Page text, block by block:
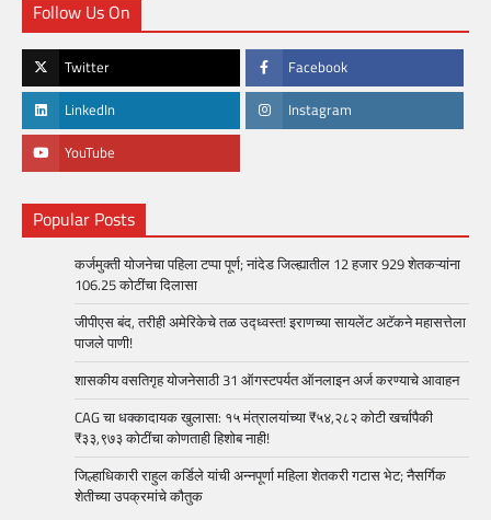
Follow Us On
Twitter Facebook
LinkedIn Instagram
YouTube
Popular Posts
कर्जमुक्ती योजनेचा पहिला टप्पा पूर्ण; नांदेड जिल्ह्यातील 12 हजार 929 शेतकऱ्यांना
106.25 कोटींचा दिलासा
जीपीएस बंद, तरीही अमेरिकेचे तळ उद्ध्वस्त! इराणच्या सायलेंट अटॅकने महासत्तेला
पाजले पाणी!
शासकीय वसतिगृह योजनेसाठी 31 ऑगस्टपर्यत ऑनलाइन अर्ज करण्याचे आवाहन
CAG चा धक्कादायक खुलासा: १५ मंत्रालयांच्या ₹५४,२८२ कोटी खर्चापैकी
₹३३,९७३ कोटींचा कोणताही हिशोब नाही!
जिल्हाधिकारी राहुल कर्डिले यांची अन्नपूर्णा महिला शेतकरी गटास भेट; नैसर्गिक
शेतीच्या उपक्रमांचे कौतुक